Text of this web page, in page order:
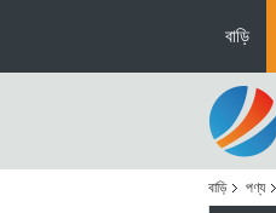
বাড়ি
বাড়ি পণ্য